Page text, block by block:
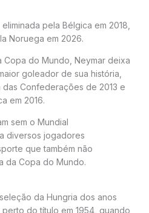
pela Bélgica em 2018,
Noruega em 2026.
do Mundo, Neymar deixa
goleador de sua história,
Confederações de 2013 e
em 2016.
sem o Mundial
diversos jogadores
que também não
da Copa do Mundo.
da Hungria dos anos
do título em 1954, quando